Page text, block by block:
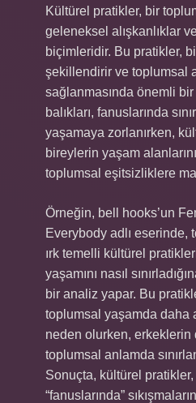
Kültürel pratikler, bir
geleneksel alışkanlıklar
biçimleridir. Bu pratikler,
şekillendirir ve toplumsal
sağlanmasında önemli
balıkları, fanuslarında
yaşamaya zorlanırken,
bireylerin yaşam
toplumsal eşitsizliklere
Örneğin, bell hooks’un
Everybody adlı eserinde,
ırk temelli kültürel
yaşamını nasıl
bir analiz yapar. Bu
toplumsal yaşamda daha
neden olurken, erkeklerin
toplumsal anlamda
Sonuçta, kültürel
“fanuslarında”